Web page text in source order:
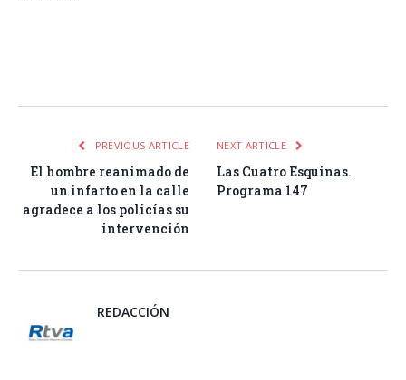
PREVIOUS ARTICLE
El hombre reanimado de
un infarto en la calle
agradece a los policías su
intervención
NEXT ARTICLE
Las Cuatro Esquinas.
Programa 147
REDACCIÓN